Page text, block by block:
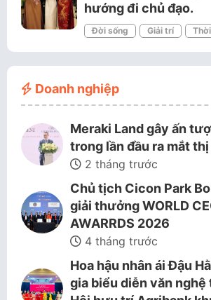
hướng đi chủ đạo.
Đời sống Giải trí
Doanh nghiệp
Meraki Land gây ấn
trong lần đầu ra mắt
2 tháng trước
Chủ tịch Cicon Park
giải thưởng WORLD
AWARRDS 2026
4 tháng trước
Hoa hậu nhân ái Đậu
gia biểu diễn văn nghệ